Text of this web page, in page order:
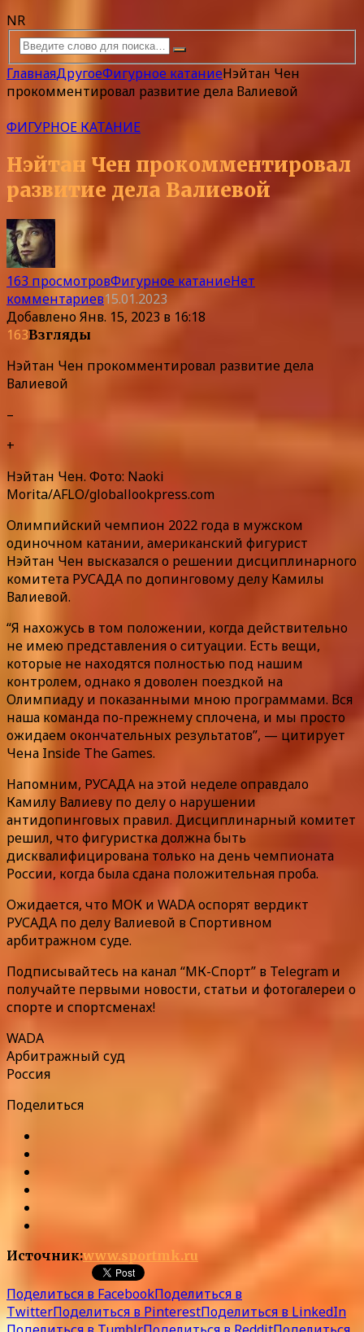
NR
ГлавнаяДругоеФигурное катаниеНэйтан Чен
прокомментировал развитие дела Валиевой
ФИГУРНОЕ КАТАНИЕ
Нэйтан Чен прокомментировал
развитие дела Валиевой
163 просмотровФигурное катаниеНет
комментариев15.01.2023
ДобавленоЯнв. 15, 2023 в 16:18
163Взгляды
Нэйтан Чен прокомментировал развитие дела
Валиевой
–
+
Нэйтан Чен. Фото: Naoki
Morita/AFLO/globallookpress.com
Олимпийский чемпион 2022 года в мужском
одиночном катании, американский фигурист
Нэйтан Чен высказался о решении дисциплинарного
комитета РУСАДА по допинговому делу Камилы
Валиевой.
“Я нахожусь в том положении, когда действительно
не имею представления о ситуации. Есть вещи,
которые не находятся полностью под нашим
контролем, однако я доволен поездкой на
Олимпиаду и показанными мною программами. Вся
наша команда по-прежнему сплочена, и мы просто
ожидаем окончательных результатов”, — цитирует
Чена Inside The Games.
Напомним, РУСАДА на этой неделе оправдало
Камилу Валиеву по делу о нарушении
антидопинговых правил. Дисциплинарный комитет
решил, что фигуристка должна быть
дисквалифицирована только на день чемпионата
России, когда была сдана положительная проба.
Ожидается, что МОК и WADA оспорят вердикт
РУСАДА по делу Валиевой в Спортивном
арбитражном суде.
Подписывайтесь на канал “МК-Спорт” в Telegram и
получайте первыми новости, статьи и фотогалереи о
спорте и спортсменах!
WADA
Арбитражный суд
Россия
Поделиться
Источник:www.sportmk.ru
Поделиться в FacebookПоделиться в
TwitterПоделиться в PinterestПоделиться в LinkedIn